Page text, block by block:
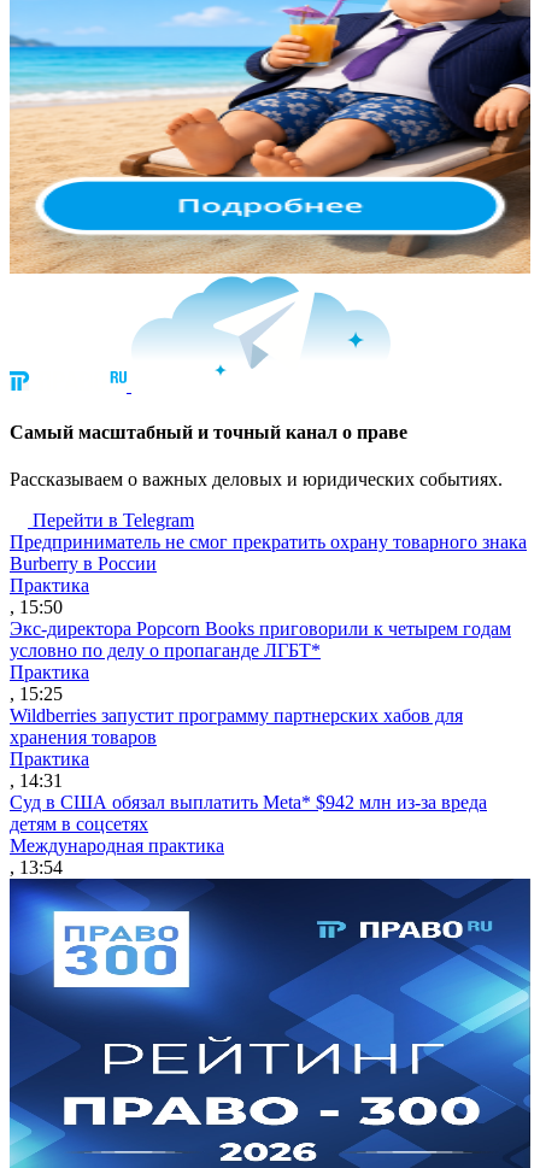
Cамый масштабный и точный канал о праве
Рассказываем о важных деловых и юридических событиях.
Перейти в Telegram
Предприниматель не смог прекратить охрану товарного знака
Burberry в России
Практика
, 15:50
Экс-директора Popcorn Books приговорили к четырем годам
условно по делу о пропаганде ЛГБТ*
Практика
, 15:25
Wildberries запустит программу партнерских хабов для
хранения товаров
Практика
, 14:31
Суд в США обязал выплатить Meta* $942 млн из-за вреда
детям в соцсетях
Международная практика
, 13:54